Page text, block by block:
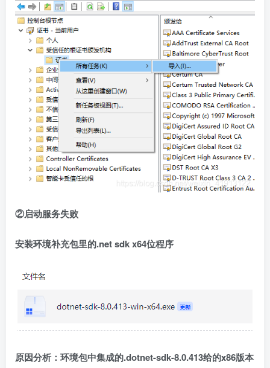
②启动服务失败
安装环境补充包里的.net sdk x64位程序
原因分析：环境包中集成的.dotnet-sdk-8.0.413给的x86版本